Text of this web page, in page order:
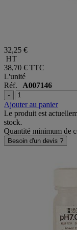
32,25 €
HT
38,70 € TTC
L'unité
Réf. A007146
-
Ajouter au panier
Le produit est
stock.
Quantité minimum de
Besoin d'un devis ?